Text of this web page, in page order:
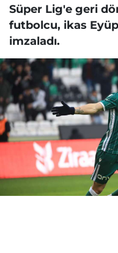
Süper Lig'e geri
futbolcu, ikas
imzaladı.